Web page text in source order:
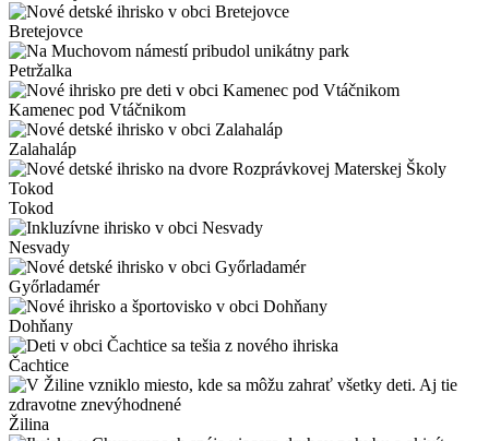
Bretejovce
Petržalka
Kamenec pod Vtáčnikom
Zalahaláp
Tokod
Nesvady
Győrladamér
Dohňany
Čachtice
Žilina